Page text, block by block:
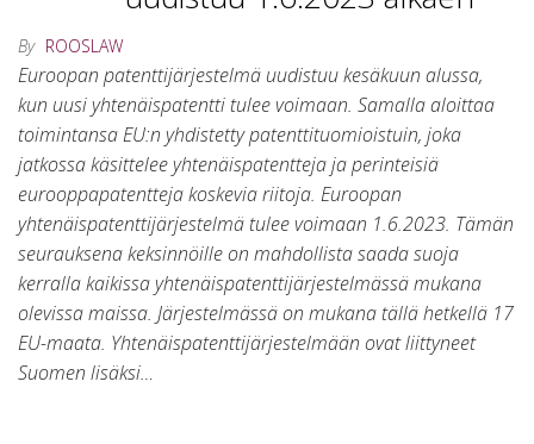
By ROOSLAW
Euroopan patenttijärjestelmä uudistuu kesäkuun alussa,
kun uusi yhtenäispatentti tulee voimaan. Samalla aloittaa
toimintansa EU:n yhdistetty patenttituomioistuin, joka
jatkossa käsittelee yhtenäispatentteja ja perinteisiä
eurooppapatentteja koskevia riitoja. Euroopan
yhtenäispatenttijärjestelmä tulee voimaan 1.6.2023. Tämän
seurauksena keksinnöille on mahdollista saada suoja
kerralla kaikissa yhtenäispatenttijärjestelmässä mukana
olevissa maissa. Järjestelmässä on mukana tällä hetkellä 17
EU-maata. Yhtenäispatenttijärjestelmään ovat liittyneet
Suomen lisäksi…